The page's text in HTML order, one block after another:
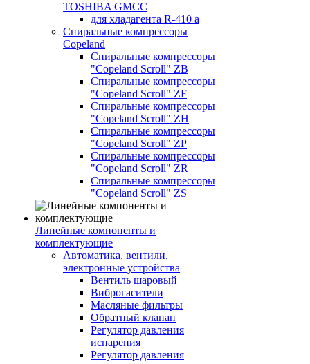
TOSHIBA GMCC
для хладагента R-410 а
Спиральные компрессоры
Copeland
Спиральные компрессоры
"Copeland Scroll" ZB
Спиральные компрессоры
"Copeland Scroll" ZF
Спиральные компрессоры
"Copeland Scroll" ZH
Спиральные компрессоры
"Copeland Scroll" ZP
Спиральные компрессоры
"Copeland Scroll" ZR
Спиральные компрессоры
"Copeland Scroll" ZS
Линейные компоненты и
комплектующие
Автоматика, вентили,
электронные устройства
Вентиль шаровый
Виброгасители
Масляные фильтры
Обратный клапан
Регулятор давления
испарения
Регулятор давления